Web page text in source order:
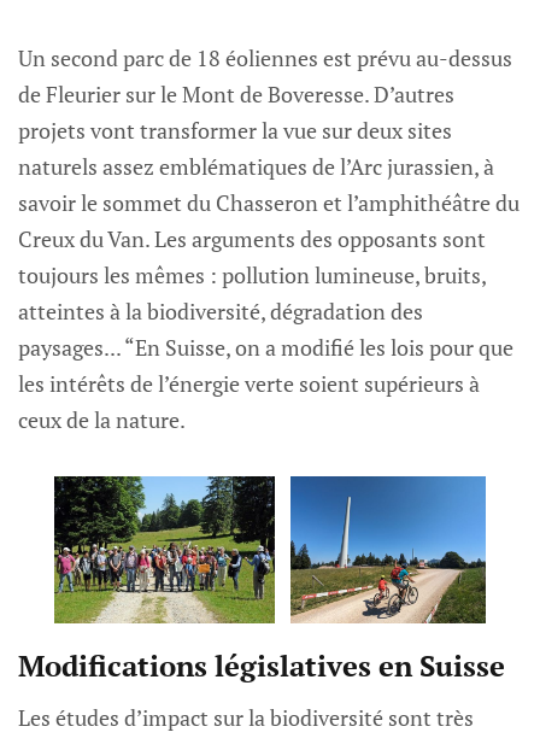
Un second parc de 18 éoliennes est prévu au-dessus
de Fleurier sur le Mont de Boveresse. D’autres
projets vont transformer la vue sur deux sites
naturels assez emblématiques de l’Arc jurassien, à
savoir le sommet du Chasseron et l’amphithéâtre du
Creux du Van. Les arguments des opposants sont
toujours les mêmes : pollution lumineuse, bruits,
atteintes à la biodiversité, dégradation des
paysages... “En Suisse, on a modifié les lois pour que
les intérêts de l’énergie verte soient supérieurs à
ceux de la nature.
Modifications législatives en Suisse
Les études d’impact sur la biodiversité sont très